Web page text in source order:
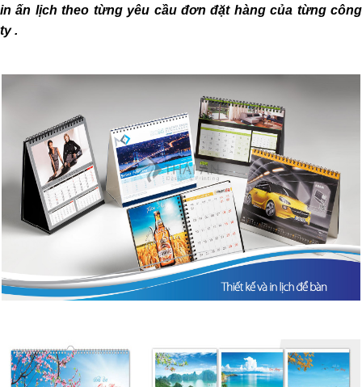
in ấn lịch theo từng yêu cầu đơn đặt hàng của từng công
ty .